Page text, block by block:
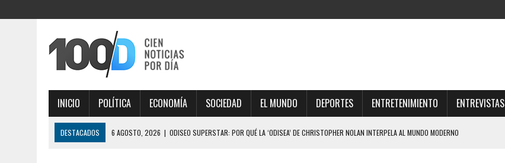
INICIO POLÍTICA ECONOMÍA SOCIEDAD EL MUNDO DEPORTES ENTRETENIMIENTO ENTREVISTAS
DESTACADOS 6 AGOSTO, 2026 | EL SENADOR LIBERTARIO JOAQUÍN BENEGAS LYNCH TIENE UNA EMPRESA QUE GESTIONA VENTAS DE TIERRAS A